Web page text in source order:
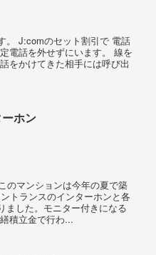
。 J:comのセット割引で 電話
電話を外せずにいます。 線を
をかけてきた相手には呼び出
ホン
のマンションは今年の夏で築
トランスのインターホンと各
ました。モニター付きになる
積立金で行わ...